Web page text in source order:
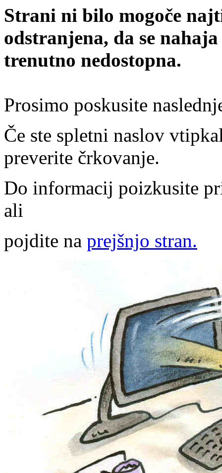
Strani ni bilo mogoče
odstranjena, da se
trenutno nedostopna.
Prosimo poskusite
Če ste spletni naslov
preverite črkovanje.
Do informacij poizkusite
ali
pojdite na prejšnjo stran.